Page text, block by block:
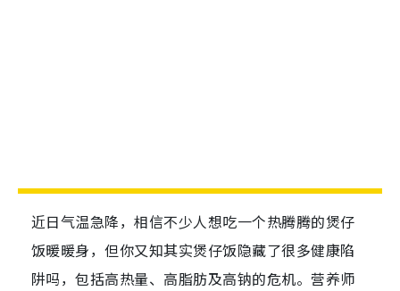
近日气温急降，相信不少人想吃一个热腾腾的煲仔
饭暖暖身，但你又知其实煲仔饭隐藏了很多健康陷
阱吗，包括高热量、高脂肪及高钠的危机。营养师